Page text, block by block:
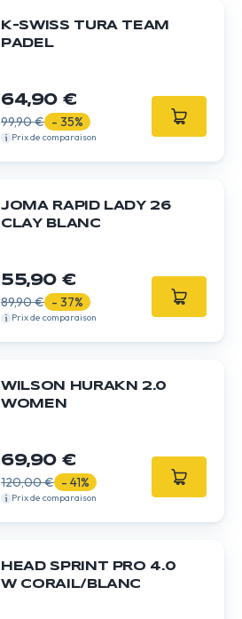
K-SWISS TURA TEAM
PADEL
64,90 €
99,90 € - 35%
Prix de comparaison
JOMA RAPID LADY 26
CLAY BLANC
55,90 €
89,90 € - 37%
Prix de comparaison
WILSON HURAKN 2.0
WOMEN
69,90 €
120,00 € - 41%
Prix de comparaison
HEAD SPRINT PRO 4.0
W CORAIL/BLANC